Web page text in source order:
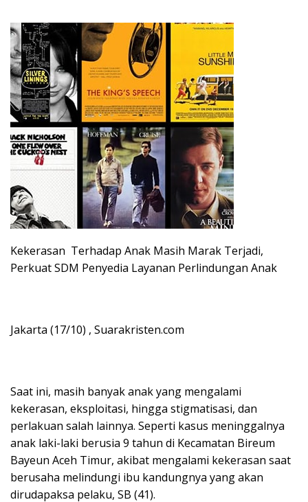
Kekerasan Terhadap Anak Masih Marak Terjadi,
Perkuat SDM Penyedia Layanan Perlindungan Anak
Jakarta (17/10) , Suarakristen.com
Saat ini, masih banyak anak yang mengalami
kekerasan, eksploitasi, hingga stigmatisasi, dan
perlakuan salah lainnya. Seperti kasus meninggalnya
anak laki-laki berusia 9 tahun di Kecamatan Bireum
Bayeun Aceh Timur, akibat mengalami kekerasan saat
berusaha melindungi ibu kandungnya yang akan
dirudapaksa pelaku, SB (41).